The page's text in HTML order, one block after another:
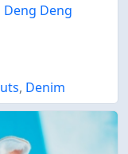
Deng
, Denim